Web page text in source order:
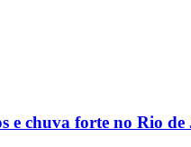
e chuva forte no Rio de